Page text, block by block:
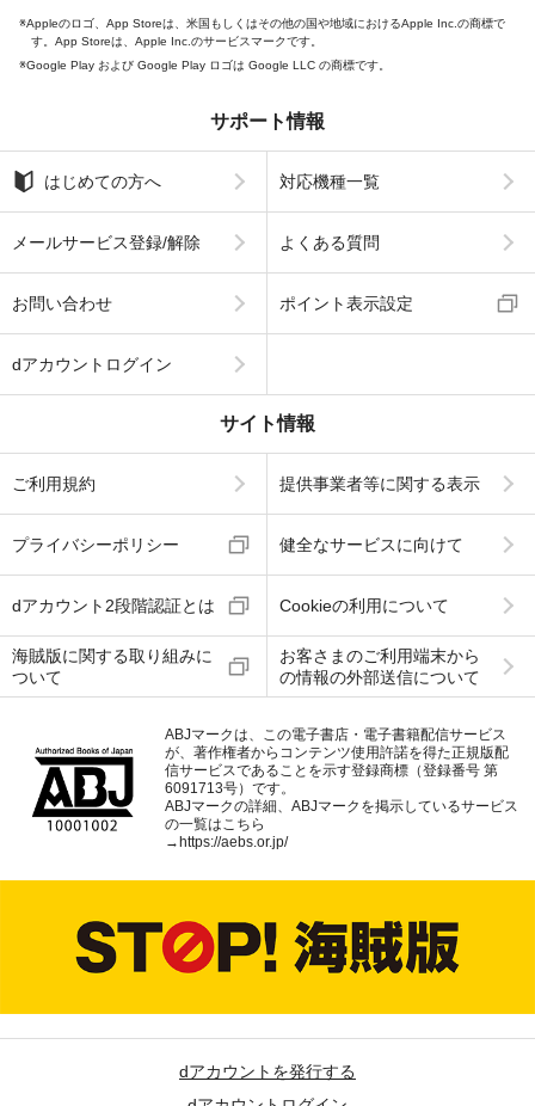
Appleのロゴ、App Storeは、米国もしくはその他の国や地域におけるApple Inc.の商標で
す。App Storeは、Apple Inc.のサービスマークです。
Google Play および Google Play ロゴは Google LLC の商標です。
サポート情報
はじめての方へ 対応機種一覧
メールサービス登録/解除 よくある質問
お問い合わせ ポイント表示設定
dアカウントログイン
サイト情報
ご利用規約 提供事業者等に関する表示
プライバシーポリシー 健全なサービスに向けて
dアカウント2段階認証とは Cookieの利用について
海賊版に関する取り組みに
ついて
お客さまのご利用端末から
の情報の外部送信について
ABJマークは、この電子書店・電子書籍配信サービス
が、著作権者からコンテンツ使用許諾を得た正規版配
信サービスであることを示す登録商標（登録番号 第
6091713号）です。
ABJマークの詳細、ABJマークを掲示しているサービス
の一覧はこちら
→ https://aebs.or.jp/
dアカウントを発行する